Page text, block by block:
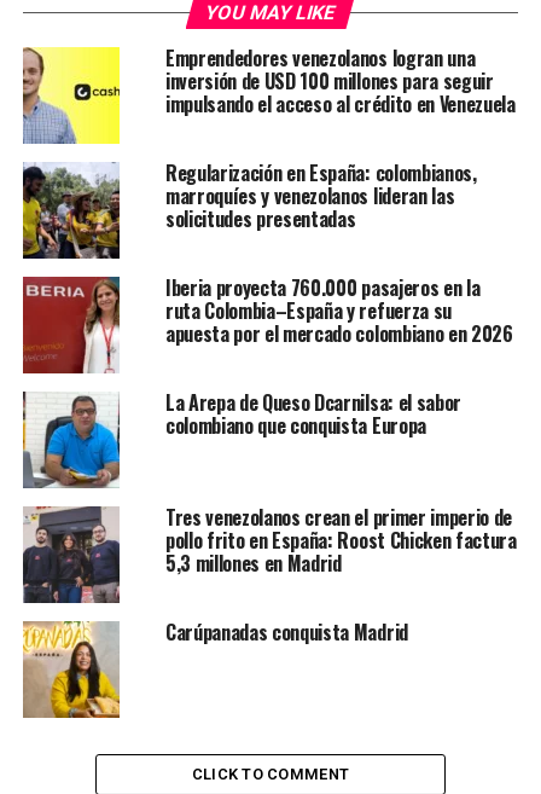
El público tendrá oportunidad de disfrutar de éxitos
como “Es Mentiroso”, “Cómo Olvidar”, “La gran fiesta”,
“Así yo soy”, “Muchacho Malo”, entre otros de los
interpretados por la popular mujer de fuego.
Le puede interesar:
Olga Tañón presenta «No Sé
Quién Soy»
Elvis Crespo por su parte, pondrá a gozar con
“Píntame”, “Suavemente”, “Nuestra Canción” y “Luna
Llena”. El dominicano Eddy Herrera se hará presente
con hits como “Ajena”, “Pégame tu vicio”, entre otros de
su repertorio.
“El Merengazo” – Europa 2025 será una pegajosa fusión
de merengue tropical, romántico y bailable con los
mejores exponentes. Una cita repleta de merengue y
Londresy el
21 de marzo en el Palacio Vistalegre de
Madrid, bajo la producción de AGTE Live.
Las entradas estarán a la venta en TicketMas y para
mayor información en la red social de Instagram:
@ticketmas_ y @agtelive.
Lea también:
Febrero 2025
YOU MAY LIKE
Emprendedores venezolanos logran una
inversión de USD 100 millones para seguir
impulsando el acceso al crédito en Venezuela
Regularización en España: colombianos,
marroquíes y venezolanos lideran las
solicitudes presentadas
Iberia proyecta 760.000 pasajeros en la
ruta Colombia–España y refuerza su
apuesta por el mercado colombiano en 2026
La Arepa de Queso Dcarnilsa: el sabor
colombiano que conquista Europa
Tres venezolanos crean el primer imperio de
pollo frito en España: Roost Chicken factura
5,3 millones en Madrid
Carúpanadas conquista Madrid
CLICK TO COMMENT